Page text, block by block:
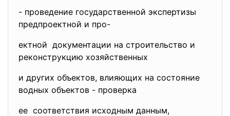
- проведение государственной экспертизы
предпроектной и про-
ектной документации на строительство и
реконструкцию хозяйственных
и других объектов, влияющих на состояние
водных объектов - проверка
ее соответствия исходным данным,